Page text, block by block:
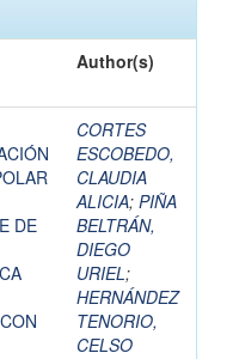
Author(s)
DE
CORTES
ESCOBEDO,
CLAUDIA
ALICIA; PIÑA
BELTRÁN,
DIEGO
URIEL;
HERNÁNDEZ
TENORIO,
CELSO